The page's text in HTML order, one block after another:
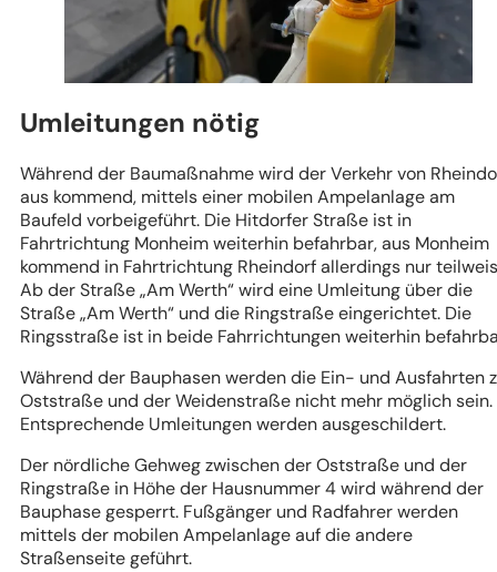
Umleitungen nötig
Während der Baumaßnahme wird der Verkehr von
aus kommend, mittels einer mobilen Ampelanlage am
Baufeld vorbeigeführt. Die Hitdorfer Straße ist in
Fahrtrichtung Monheim weiterhin befahrbar, aus Monheim
kommend in Fahrtrichtung Rheindorf allerdings nur
Ab der Straße „Am Werth“ wird eine Umleitung über die
Straße „Am Werth“ und die Ringstraße eingerichtet. Die
Ringsstraße ist in beide Fahrrichtungen weiterhin
Während der Bauphasen werden die Ein- und Ausfahrten
Oststraße und der Weidenstraße nicht mehr möglich sein.
Entsprechende Umleitungen werden ausgeschildert.
Der nördliche Gehweg zwischen der Oststraße und der
Ringstraße in Höhe der Hausnummer 4 wird während der
Bauphase gesperrt. Fußgänger und Radfahrer werden
mittels der mobilen Ampelanlage auf die andere
Straßenseite geführt.